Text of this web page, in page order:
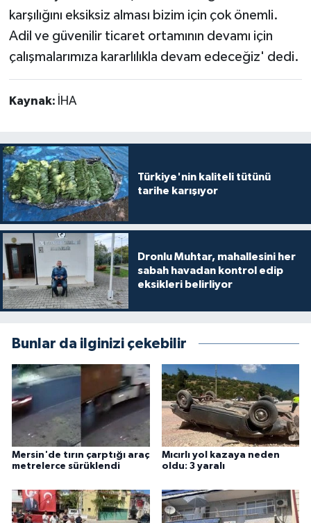
karşılığını eksiksiz alması bizim için çok önemli.
Adil ve güvenilir ticaret ortamının devamı için
çalışmalarımıza kararlılıkla devam edeceğiz' dedi.
Kaynak: İHA
Türkiye'nin kaliteli tütünü
tarihe karışıyor
Dronlu Muhtar, mahallesini her
sabah havadan kontrol edip
eksikleri belirliyor
Bunlar da ilginizi çekebilir
Mersin'de tırın çarptığı araç
metrelerce sürüklendi
Mıcırlı yol kazaya neden
oldu: 3 yaralı